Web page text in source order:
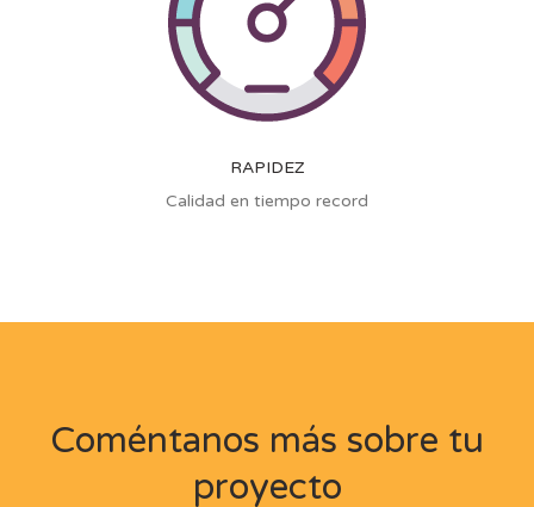
RAPIDEZ
Calidad en tiempo record
Coméntanos más sobre tu
proyecto